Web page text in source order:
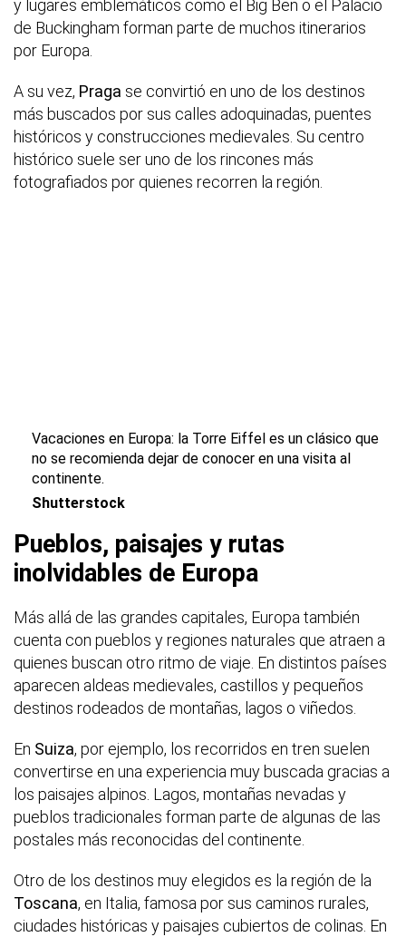
y lugares emblemáticos como el Big Ben o el Palacio
de Buckingham forman parte de muchos itinerarios
por Europa.
A su vez, Praga se convirtió en uno de los destinos
más buscados por sus calles adoquinadas, puentes
históricos y construcciones medievales. Su centro
histórico suele ser uno de los rincones más
fotografiados por quienes recorren la región.
Vacaciones en Europa: la Torre Eiffel es un clásico que
no se recomienda dejar de conocer en una visita al
continente.
Shutterstock
Pueblos, paisajes y rutas
inolvidables de Europa
Más allá de las grandes capitales, Europa también
cuenta con pueblos y regiones naturales que atraen a
quienes buscan otro ritmo de viaje. En distintos países
aparecen aldeas medievales, castillos y pequeños
destinos rodeados de montañas, lagos o viñedos.
En Suiza, por ejemplo, los recorridos en tren suelen
convertirse en una experiencia muy buscada gracias a
los paisajes alpinos. Lagos, montañas nevadas y
pueblos tradicionales forman parte de algunas de las
postales más reconocidas del continente.
Otro de los destinos muy elegidos es la región de la
Toscana, en Italia, famosa por sus caminos rurales,
ciudades históricas y paisajes cubiertos de colinas. En